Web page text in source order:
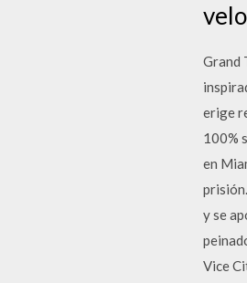
Grand
erige
100%
en
y se
Vice